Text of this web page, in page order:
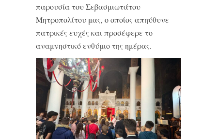
παρουσία του Σεβασμιωτάτου
Μητροπολίτου μας, ο οποίος απηύθυνε
πατρικές ευχές και προσέφερε το
αναμνηστικό ενθύμιο της ημέρας.